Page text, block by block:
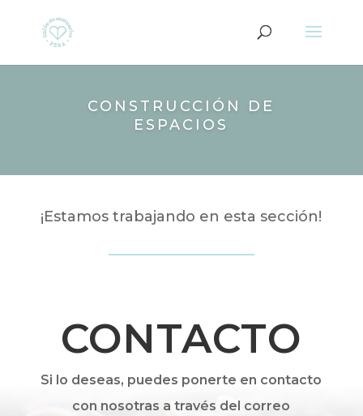
CONSTRUCCIÓN DE
ESPACIOS
¡Estamos trabajando en esta sección!
CONTACTO
Si lo deseas, puedes ponerte en contacto
con nosotras a través del correo